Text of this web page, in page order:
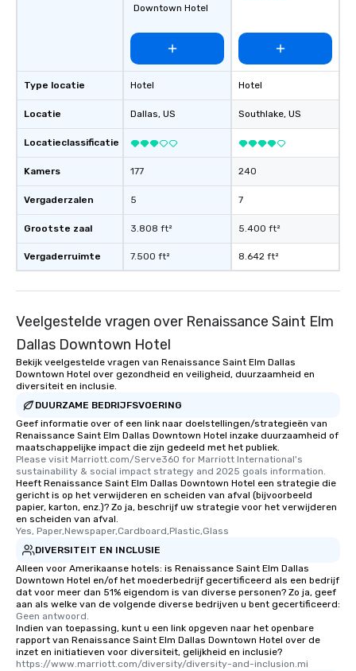
knowing that
of from the moment
have nothing to
remember to submit
date any dietary
allergies for anyone
Feel Like a VIP at
about waiting in line
restaurant or being
than desirable table.
immediate seating
a special warm
be printed featuring
which can be an
transportation pick-
as well as an event
for groups that desire
experience, we can
an evening helicopter
glittering lights of The
experienced, and all
remember. Our one-
are special, from the
last. It’s an
will reminisce about
leave. Location, Location, Location
Type locatie
Locatie
Locatieclassificatie
Kamers
Vergaderzalen
Grootste zaal
Vergaderruimte
Downtown Hotel
Hotel
Dallas, US
177
5
3.808 ft²
7.500 ft²
Hotel
Southlake, US
240
7
5.400 ft²
8.642 ft²
Veelgestelde vragen over Renaissance Saint Elm
Dallas Downtown Hotel
Bekijk veelgestelde vragen van Renaissance Saint Elm Dallas
Downtown Hotel over gezondheid en veiligheid, duurzaamheid en
diversiteit en inclusie.
DUURZAME BEDRIJFSVOERING
Geef informatie over of een link naar doelstellingen/strategieën van
Renaissance Saint Elm Dallas Downtown Hotel inzake duurzaamheid of
maatschappelijke impact die zijn gedeeld met het publiek.
Please visit Marriott.com/Serve360 for Marriott International's
sustainability & social impact strategy and 2025 goals information.
Heeft Renaissance Saint Elm Dallas Downtown Hotel een strategie die
gericht is op het verwijderen en scheiden van afval (bijvoorbeeld
papier, karton, enz.)? Zo ja, beschrijf uw strategie voor het verwijderen
en scheiden van afval.
Yes, Paper,Newspaper,Cardboard,Plastic,Glass
DIVERSITEIT EN INCLUSIE
Alleen voor Amerikaanse hotels: is Renaissance Saint Elm Dallas
Downtown Hotel en/of het moederbedrijf gecertificeerd als een bedrijf
dat voor meer dan 51% eigendom is van diverse personen? Zo ja, geef
aan als welke van de volgende diverse bedrijven u bent gecertificeerd:
Geen antwoord.
Indien van toepassing, kunt u een link opgeven naar het openbare
rapport van Renaissance Saint Elm Dallas Downtown Hotel over de
inzet en initiatieven voor diversiteit, gelijkheid en inclusie?
https://www.marriott.com/diversity/diversity-and-inclusion.mi